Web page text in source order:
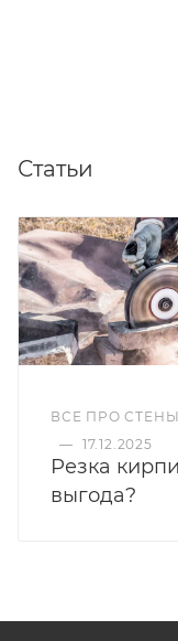
Статьи
ВСЕ ПРО
— 17.12.2025
Резка
выгода?